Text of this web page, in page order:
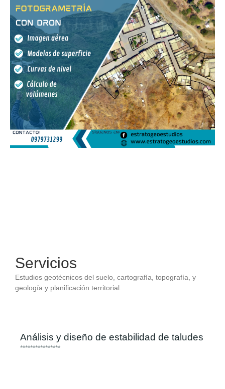
Servicios
Estudios geotécnicos del suelo, cartografía, topografía, y
geología y planificación territorial.
Análisis y diseño de estabilidad de taludes
****************